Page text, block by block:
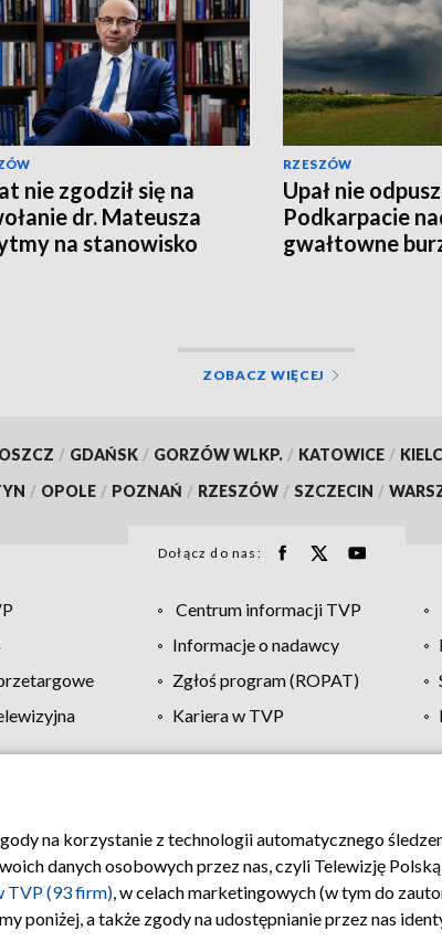
nie zgodził się na
dr. Mateusza
na stanowisko
RZESZÓW
Upał nie
Podkarpacie
gwałtowne
ZOBACZ WIĘCEJ
/ GDAŃSK / GORZÓW WLKP. / KATOWICE /
/ OPOLE / POZNAŃ / RZESZÓW / SZCZECIN /
Dołącz do nas:
Centrum informacji TVP
Informacje o nadawcy
Zgłoś program (ROPAT)
Kariera w TVP
Polityka prywatności Moje zgody Pomoc
na korzystanie z technologii automatycznego
danych osobowych przez nas, czyli Telewizję
TVP (93 firm), w celach marketingowych (w tym do
poniżej, a także zgody na udostępnianie przez nas